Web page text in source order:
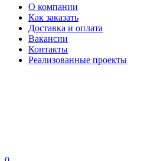
О компании
Как заказать
Доставка и оплата
Вакансии
Контакты
Реализованные проекты